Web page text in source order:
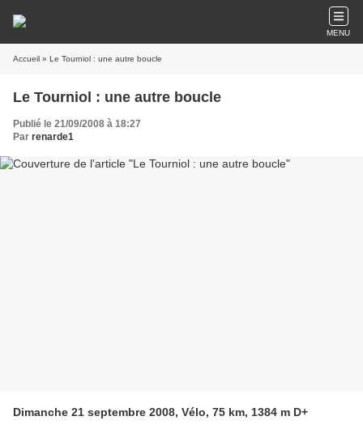
MENU
Accueil » Le Tourniol : une autre boucle
Le Tourniol : une autre boucle
Publié le 21/09/2008 à 18:27
Par renarde1
Dimanche 21 septembre 2008, Vélo, 75 km, 1384 m D+